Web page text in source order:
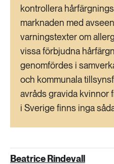
kontrollera
marknaden med
varningstexter om
vissa förbjudna
genomfördes i
och kommunala
avråds gravida kvinnor
i Sverige finns inga
Beatrice Rindevall